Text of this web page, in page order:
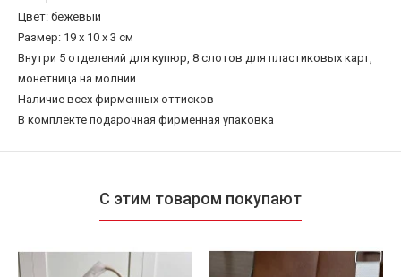
Цвет: бежевый
Размер: 19 x 10 x 3 см
Внутри 5 отделений для купюр, 8 слотов для пластиковых карт,
монетница на молнии
Наличие всех фирменных оттисков
В комплекте подарочная фирменная упаковка
С этим товаром покупают